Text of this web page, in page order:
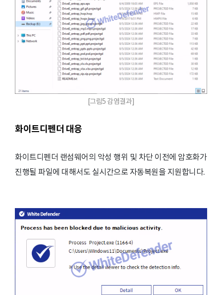
[그림5 감염결과]
화이트디펜더 대응
화이트디펜더 랜섬웨어의 악성 행위 및 차단 이전에 암호화가
진행될 파일에 대해서도 실시간으로 자동복원을 지원합니다.